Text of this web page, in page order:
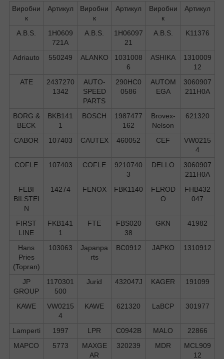
Виробни
к
Артикул
Виробни
к
Артикул
Виробни
к
Артикул
A.B.S.
1H0609
721A
A.B.S.
1H06097
21
A.B.S. K11376
Adriauto 550249 ALANKO
1031008
6
ASHIKA
1310009
12
ATE
2437270
1342
AUTO-
SPEED
PARTS
290HC0
0586
AUTOM
EGA
3060907
211H0A
BORG &
BECK
BKB141
1
BOSCH
1987477
162
Brovex-
Nelson
621320
CABOR 107403 CAUTEX 460052 CEF
VW0215
4
COFLE
107403 COFLE
9210740
3
DELLO
3060907
211H0A
FEBI
BILSTEI
N
14274 FENOX FBK1140
FEROD
O
FHB432
047
FIRST
LINE
FKB141
1
FTE
FBS020
38
GKN 41982
Hans
Pries
(Topran)
103063
Japanpa
rts
BC0912 JAPKO 1310912
JP
GROUP
1170301
500
Jurid 432047J KAGER 191099
KAWE
VW0215
4
KAWE 621320 LaBCP 301977
Lamperti 1997 LPR C0942B MALO
22866
MAPCO
5773
MAXGE
AR
320239 MDR
MCL909
12